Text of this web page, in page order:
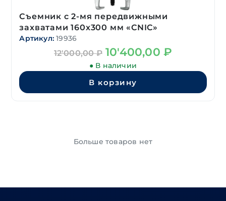
Съемник с 2-мя передвижными
захватами 160х300 мм «CNIC»
Артикул: 19936
12'000,00₽ Первоначальная
цена
составляла
12'000,00 ₽.
10'400,00₽
10'400,00 ₽.
● В наличии
В корзину
Больше товаров нет